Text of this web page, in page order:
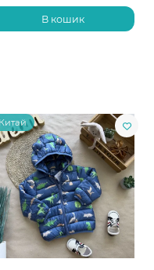
В кошик
Китай